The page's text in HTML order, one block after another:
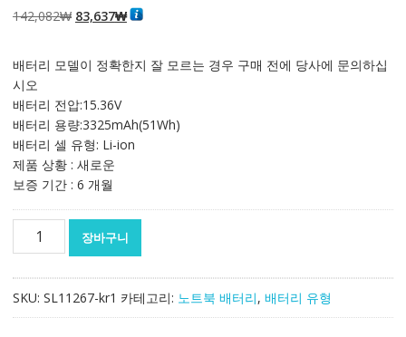
142,082₩ 원
격:
83,637₩현
격:
배터리 모델이 정확한지 잘 모르는 경우 구매 전에 당사에 문의하십
시오
배터리 전압:15.36V
배터리 용량:3325mAh(51Wh)
배터리 셀 유형: Li-ion
제품 상황 : 새로운
보증 기간 : 6 개월
터
장바구니
SKU: SL11267-kr1 카테고리: 노트북 배터리, 배터리 유형